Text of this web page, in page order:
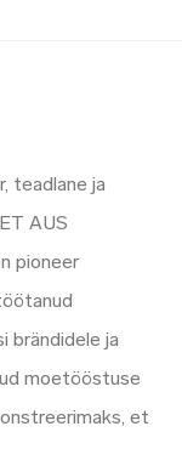
teadlane ja
AUS
pioneer
brändidele ja
moetööstuse
et